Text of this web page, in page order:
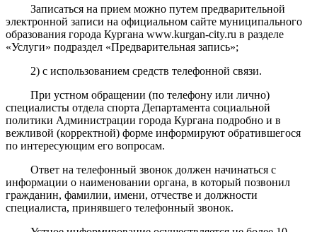
Записаться на прием можно путем предварительной
электронной записи на официальном сайте муниципального
образования города Кургана www.kurgan-city.ru в разделе
«Услуги» подраздел «Предварительная запись»;
2) с использованием средств телефонной связи.
При устном обращении (по телефону или лично)
специалисты отдела спорта Департамента социальной
политики Администрации города Кургана подробно и в
вежливой (корректной) форме информируют обратившегося
по интересующим его вопросам.
Ответ на телефонный звонок должен начинаться с
информации о наименовании органа, в который позвонил
гражданин, фамилии, имени, отчестве и должности
специалиста, принявшего телефонный звонок.